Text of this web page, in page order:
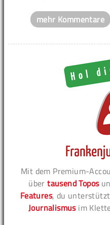
mehr Kommentare
Mit dem Premium-
übertausend Topos
Features, du
Journalismusim